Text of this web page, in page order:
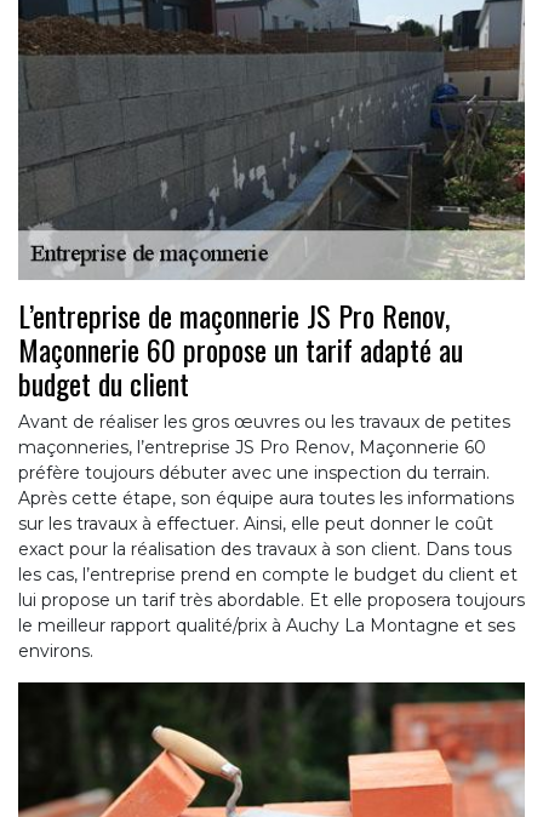
L’entreprise de maçonnerie JS Pro Renov,
Maçonnerie 60 propose un tarif adapté au
budget du client
Avant de réaliser les gros œuvres ou les travaux de petites
maçonneries, l’entreprise JS Pro Renov, Maçonnerie 60
préfère toujours débuter avec une inspection du terrain.
Après cette étape, son équipe aura toutes les informations
sur les travaux à effectuer. Ainsi, elle peut donner le coût
exact pour la réalisation des travaux à son client. Dans tous
les cas, l’entreprise prend en compte le budget du client et
lui propose un tarif très abordable. Et elle proposera toujours
le meilleur rapport qualité/prix à Auchy La Montagne et ses
environs.